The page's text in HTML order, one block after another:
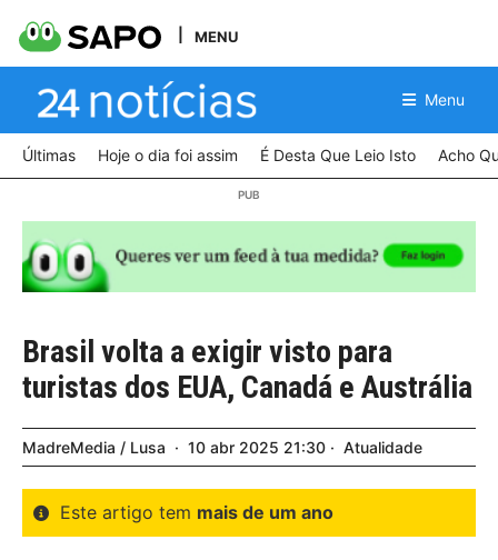
MENU
Menu
Últimas Hoje o dia foi assim É Desta Que Leio Isto Acho
Brasil volta a exigir visto para
turistas dos EUA, Canadá e Austrália
MadreMedia / Lusa 10 abr 2025 21:30 Atualidade
Este artigo tem mais de um ano